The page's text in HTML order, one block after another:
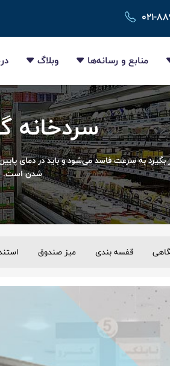
۳۰
منابع و رسانه‌ها وبلاگ
به سرعت فاسد می‌شود و باید در دمای
شدن است.
قفسه بندی میز صندوق